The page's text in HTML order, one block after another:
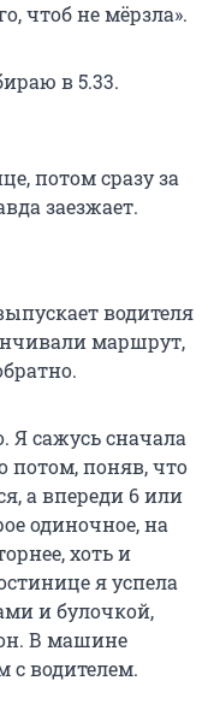
чтоб не мёрзла».
в 5.33.
потом сразу за
заезжает.
водителя
маршрут,
сажусь сначала
потом, поняв, что
а впереди 6 или
одиночное, на
хоть и
я успела
и булочкой,
В машине
с водителем.